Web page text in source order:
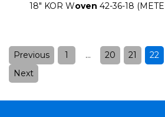
18″ KOR Woven 42-36-18
Posts
pagination
Previous 1 … 20 21 22
Next